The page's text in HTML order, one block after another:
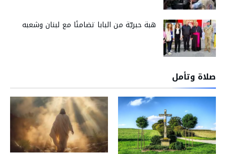
هبة حبريّة من البابا تضامنًا مع لبنان وشعبه
صلاة وتأمل